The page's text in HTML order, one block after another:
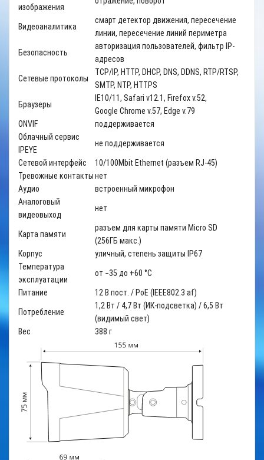
изображения
Видеоаналитика
смарт детектор движения, пересечение
линии, пересечение линий периметра
Безопасность
авторизация пользователей, фильтр IP-
адресов
Сетевые протоколы
TCP/IP, HTTP, DHCP, DNS, DDNS, RTP/RTSP,
SMTP, NTP, HTTPS
Браузеры
IE10/11, Safari v12.1, Firefox v.52,
Google Chrome v.57, Edge v.79
ONVIF
поддерживается
Облачный сервис
IPEYE
не поддерживается
Сетевой интерфейс
10/100Mbit Ethernet (разъем RJ-45)
Тревожные контактынет
Аудио
встроенный микрофон
Аналоговый
видеовыход
нет
Карта памяти
разъем для карты памяти Micro SD
(256ГБ макс.)
Корпус
уличный, степень защиты IP67
Температура
эксплуатации
от −35 до +60 °С
Питание 12 В пост. / PoE (IEEE802.3 af)
Потребление
1,2 Вт / 4,7 Вт (ИК-подсветка) / 6,5 Вт
(видимый свет)
Вес
388 г